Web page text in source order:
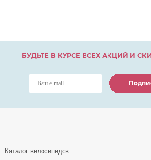
БУДЬТЕ В КУРСЕ ВСЕХ АКЦИЙ И
Каталог велосипедов